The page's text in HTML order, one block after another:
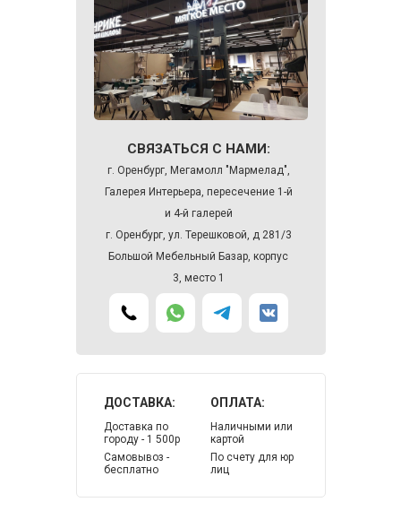
СВЯЗАТЬСЯ С НАМИ:
г. Оренбург, Мегамолл "Мармелад",
Галерея Интерьера, пересечение 1-й
и 4-й галерей
г. Оренбург, ул. Терешковой, д 281/3
Большой Мебельный Базар, корпус
3, место 1
ДОСТАВКА:
Доставка по
городу - 1 500р
Самовывоз -
бесплатно
ОПЛАТА:
Наличными или
картой
По счету для юр
лиц